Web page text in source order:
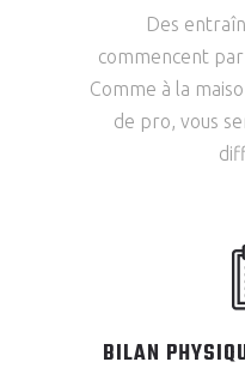
Des
commencent
Comme à la
de pro, vous
BILAN